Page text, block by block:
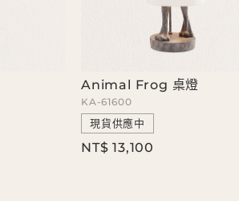
Animal Frog 桌燈
KA-61600
現貨供應中
NT$ 13,100